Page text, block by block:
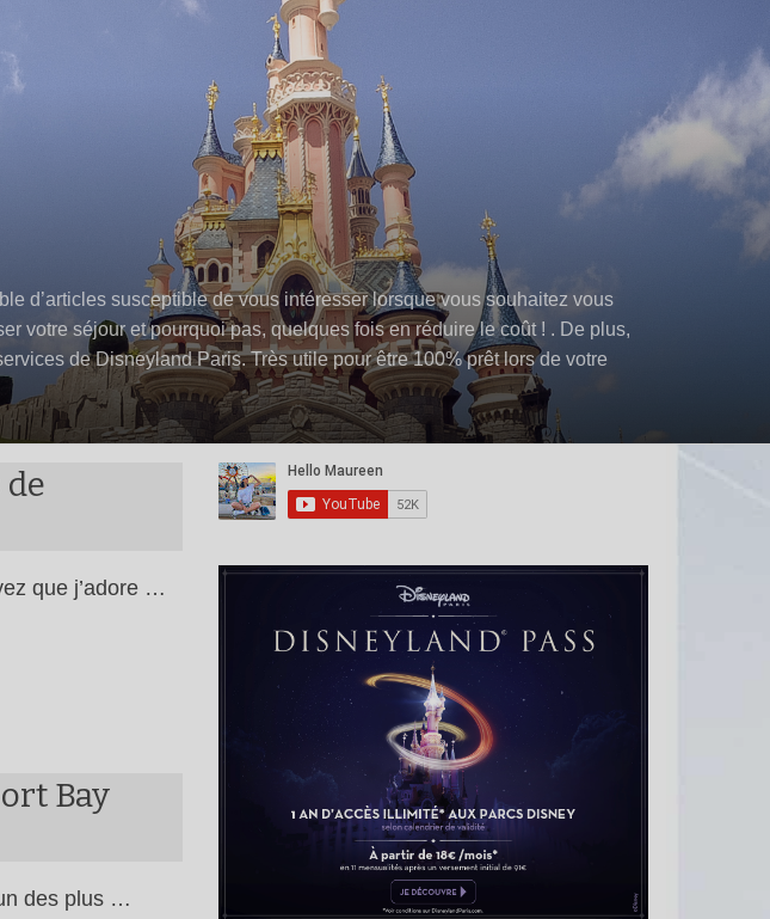
d’articles susceptible de vous intéresser lorsque vous souhaitez vous
votre séjour et pourquoi pas, quelques fois en réduire le coût ! . De plus,
de Disneyland Paris. Très utile pour être 100% prêt lors de votre
que j’adore …
Bay
des plus …